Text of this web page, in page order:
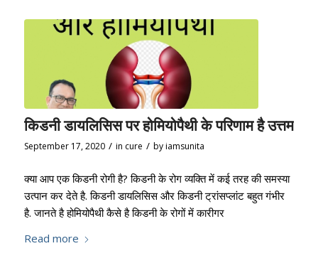
किडनी डायलिसिस पर होमियोपैथी के परिणाम है उत्तम
September 17, 2020 / in cure / byiamsunita
क्या आप एक किडनी रोगी है? किडनी के रोग व्यक्ति में कई तरह की समस्या
उत्पान कर देते है. किडनी डायलिसिस और किडनी ट्रांसप्लांट बहुत गंभीर
है. जानते है होमियोपैथी कैसे है किडनी के रोगों में कारीगर
Read more